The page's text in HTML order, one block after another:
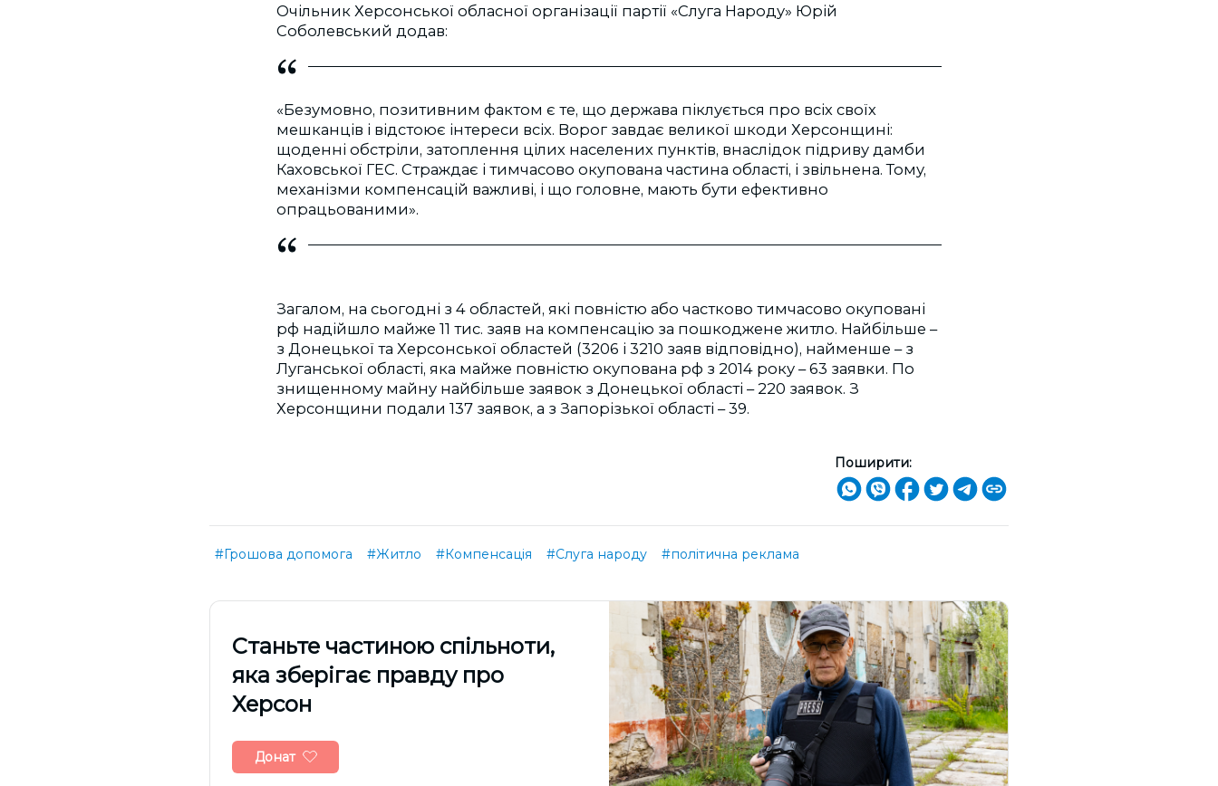
Очільник Херсонської обласної організації партії «Слуга Народу» Юрій
Соболевський додав:
«Безумовно, позитивним фактом є те, що держава піклується про всіх своїх
мешканців і відстоює інтереси всіх. Ворог завдає великої шкоди Херсонщині:
щоденні обстріли, затоплення цілих населених пунктів, внаслідок підриву дамби
Каховської ГЕС. Страждає і тимчасово окупована частина області, і звільнена. Тому,
механізми компенсацій важливі, і що головне, мають бути ефективно
опрацьованими».
Загалом, на сьогодні з 4 областей, які повністю або частково тимчасово окуповані
рф надійшло майже 11 тис. заяв на компенсацію за пошкоджене житло. Найбільше –
з Донецької та Херсонської областей (3206 і 3210 заяв відповідно), найменше – з
Луганської області, яка майже повністю окупована рф з 2014 року – 63 заявки. По
знищенному майну найбільше заявок з Донецької області – 220 заявок. З
Херсонщини подали 137 заявок, а з Запорізької області – 39.
Поширити:
#Грошова допомога #Житло #Компенсація #Слуга народу #політична реклама
Cтаньте частиною спільноти,
яка зберігає правду про
Херсон
Донат